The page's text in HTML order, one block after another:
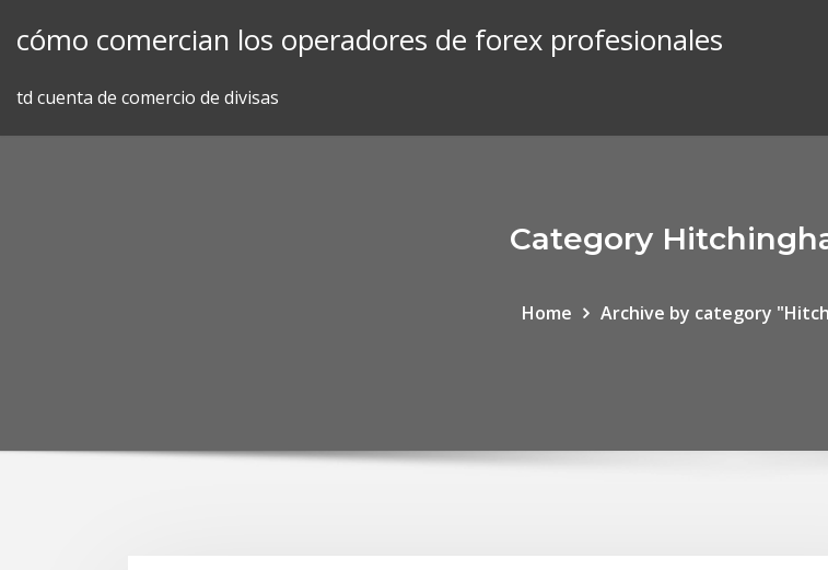
cómo comercian los operadores de forex profesionales
td cuenta de comercio de divisas
Category
Home Archive by category